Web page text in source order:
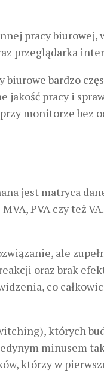
pracy biurowej,
przeglądarka
bardzo
jakość pracy i
monitorze bez
jest matryca
PVA czy też
ale
oraz brak
co
których
minusem
którzy w